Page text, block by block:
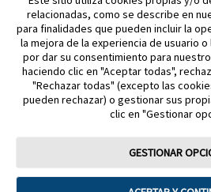
Política de privacidad
Aviso legal y términos y condiciones de uso
Política de cookies
Acerca de Abbott
FreeStyle, Libre, y las marcas relacionadas
Abbott Material dirigido a profesional
relacionadas, como se describe en
para finalidades que pueden incluir la
la mejora de la experiencia de usuario
por dar su consentimiento para
haciendo clic en "Aceptar todas",
"Rechazar todas" (excepto las
pueden rechazar) o gestionar sus
clic en "Gestionar
GESTIONAR